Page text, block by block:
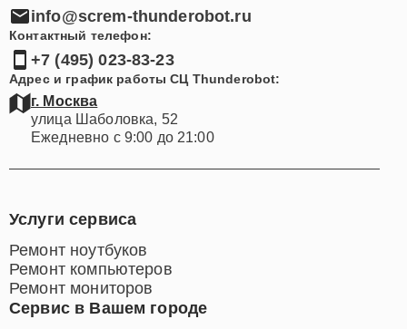
info@screm-thunderobot.ru
Контактный телефон:
+7 (495) 023-83-23
Адрес и график работы СЦ Thunderobot:
г. Москва
улица Шаболовка, 52
Ежедневно с 9:00 до 21:00
Сервис в Вашем городе
Услуги сервиса
Ремонт ноутбуков
Ремонт компьютеров
Ремонт мониторов